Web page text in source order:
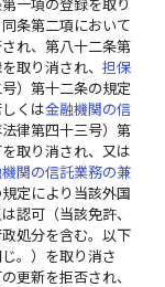
一項の登録を取り
条第二項において
れ、第八十二条第
取り消され、 担保
）第十二条の規定
くは金融機関の信
法律第四十三号）第
取り消され、又は
関の信託業務の兼
定により当該外国
認可（当該免許、
処分を含む。以下
。）を取り消さ
更新を拒否され、